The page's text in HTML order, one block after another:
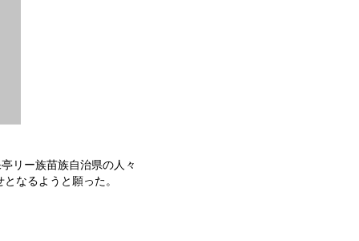
リー族苗族自治県の人々
なるようと願った。